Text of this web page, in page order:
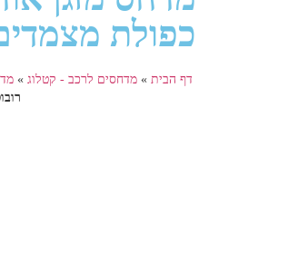
כפולת מצמדים 3
דף הבית »מדחסים לרכב - קטלוג »